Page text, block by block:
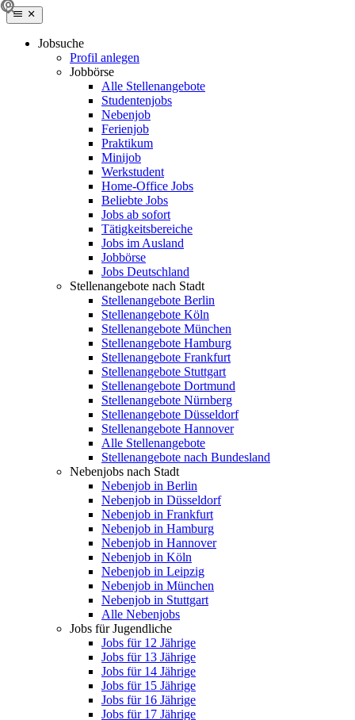
Jobsuche
Profil anlegen
Jobbörse
Alle Stellenangebote
Studentenjobs
Nebenjob
Ferienjob
Praktikum
Minijob
Werkstudent
Home-Office Jobs
Beliebte Jobs
Jobs ab sofort
Tätigkeitsbereiche
Jobs im Ausland
Jobbörse
Jobs Deutschland
Stellenangebote nach Stadt
Stellenangebote Berlin
Stellenangebote Köln
Stellenangebote München
Stellenangebote Hamburg
Stellenangebote Frankfurt
Stellenangebote Stuttgart
Stellenangebote Dortmund
Stellenangebote Nürnberg
Stellenangebote Düsseldorf
Stellenangebote Hannover
Alle Stellenangebote
Stellenangebote nach Bundesland
Nebenjobs nach Stadt
Nebenjob in Berlin
Nebenjob in Düsseldorf
Nebenjob in Frankfurt
Nebenjob in Hamburg
Nebenjob in Hannover
Nebenjob in Köln
Nebenjob in Leipzig
Nebenjob in München
Nebenjob in Stuttgart
Alle Nebenjobs
Jobs für Jugendliche
Jobs für 12 Jährige
Jobs für 13 Jährige
Jobs für 14 Jährige
Jobs für 15 Jährige
Jobs für 16 Jährige
Jobs für 17 Jährige